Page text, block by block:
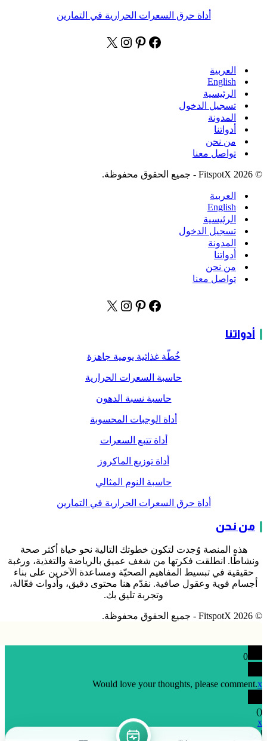
أداة حرق السعرات الحرارية في التمارين
العربية
English
الرئيسية
تسجيل الدخول
المدونة
أدواتنا
من نحن
تواصل معنا
© 2026 FitspotX - جميع الحقوق محفوظة.
العربية
English
الرئيسية
تسجيل الدخول
المدونة
أدواتنا
من نحن
تواصل معنا
أدواتنا
خُطّة غذائية يومية جاهزة
حاسبة السعرات الحرارية
حاسبة نسبة الدهون
أداة الوجبات المحسوبة
أداة تتبع السعرات
أداة توزيع الماكروز
حاسبة النوم المثالي
أداة حرق السعرات الحرارية في التمارين
من نحن
هذه المنصة وُجدت لتكون خطوتك التالية نحو حياة أكثر صحة
ونشاطًا. انطلقت فكرتها من شغف عميق بالرياضة والتغذية، ورغبة
حقيقية في تبسيط المفاهيم الصحيّة ومساعدة الآخرين على بناء
أجسام قوية وعقول صافية. نقدّم هنا محتوى دقيق، وأدوات فعّالة،
وتجربة تليق بك.
© 2026 FitspotX - جميع الحقوق محفوظة.
0
Would love your thoughts, please comment.x
(
)
x
|رد